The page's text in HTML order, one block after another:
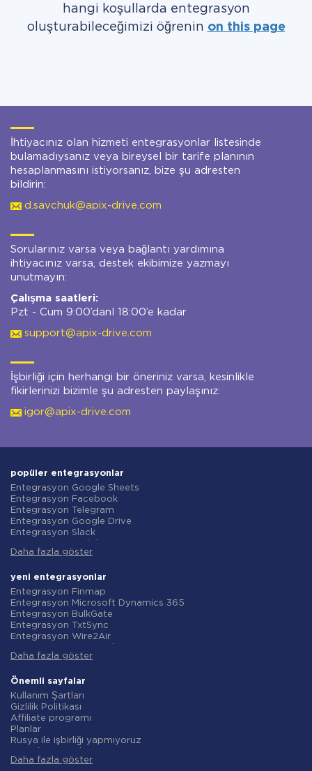
hangi koşullarda entegrasyon
oluşturabileceğimizi öğrenin on this page
İhtiyacınız olan hizmeti entegrasyonlar listesinde
bulamadıysanız veya bireysel bir tarife planının
hesaplanmasını istiyorsanız, bize şu adresten
bildirin:
d.savchuk@apix-drive.com
Sorularınız varsa veya bağlantı yardımına
ihtiyacınız varsa, destek ekibimize yazmayı
unutmayın:
Çalışma saatleri:
Pzt - Cum 9:00’danl 18:00’e kadar
support@apix-drive.com
İşbirliği için herhangi bir öneriniz varsa, kesinlikle
fikirlerinizi bizimle şu adresten paylaşınız:
igor@apix-drive.com
popüler entegrasyonlar
Entegrasyon Google Sheets
Entegrasyon Facebook
Entegrasyon Telegram
Entegrasyon Google Drive
Entegrasyon Slack
Entegrasyon Gmail
Entegrasyon ClickUp
Entegrasyon Airtable
Entegrasyon Google Contacts
Entegrasyon OpenAI (ChatGPT)
Entegrasyon Instagram
Entegrasyon ActiveCampaign
Entegrasyon Typeform
Entegrasyon Salesforce CRM
Entegrasyon Notion
Entegrasyon AWeber
Entegrasyon Asana
Entegrasyon ZOHO CRM
Entegrasyon Webhooks
Entegrasyon GetResponse
Entegrasyon WooCommerce
Daha fazla göster
yeni entegrasyonlar
Entegrasyon Finmap
Entegrasyon Microsoft Dynamics 365
Entegrasyon BulkGate
Entegrasyon TxtSync
Entegrasyon Wire2Air
Entegrasyon Infobip
Entegrasyon AtomPark
Entegrasyon TXTImpact
Entegrasyon Campaign Monitor
Entegrasyon CM.com
Entegrasyon D7 Networks
Entegrasyon SMS.to
Entegrasyon SMSGlobal
Entegrasyon Textlocal
Daha fazla göster
Önemli sayfalar
Kullanım Şartları
Gizlilik Politikası
Affiliate programı
Planlar
Rusya ile işbirliği yapmıyoruz
iade politikasi
Daha fazla göster